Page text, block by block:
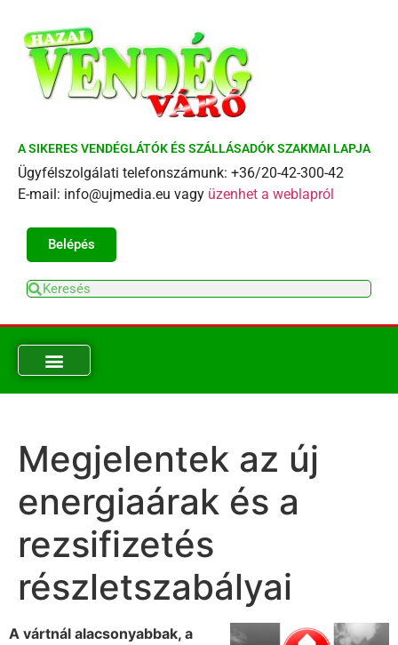
A SIKERES VENDÉGLÁTÓK ÉS SZÁLLÁSADÓK SZAKMAI LAPJA
Ügyfélszolgálati telefonszámunk: +36/20-42-300-42
E-mail: info@ujmedia.eu vagy üzenhet a weblapról
Belépés
Megjelentek az új
energiaárak és a
rezsifizetés
részletszabályai
A vártnál alacsonyabbak, a